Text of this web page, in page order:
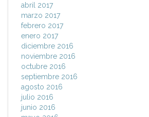
abril 2017
marzo 2017
febrero 2017
enero 2017
diciembre 2016
noviembre 2016
octubre 2016
septiembre 2016
agosto 2016
julio 2016
junio 2016